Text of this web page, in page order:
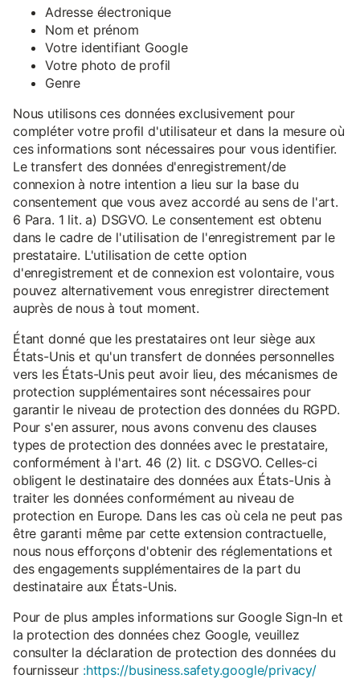
Adresse électronique
Nom et prénom
Votre identifiant Google
Votre photo de profil
Genre
Nous utilisons ces données exclusivement pour
compléter votre profil d'utilisateur et dans la mesure où
ces informations sont nécessaires pour vous identifier.
Le transfert des données d'enregistrement/de
connexion à notre intention a lieu sur la base du
consentement que vous avez accordé au sens de l'art.
6 Para. 1 lit. a) DSGVO. Le consentement est obtenu
dans le cadre de l'utilisation de l'enregistrement par le
prestataire. L'utilisation de cette option
d'enregistrement et de connexion est volontaire, vous
pouvez alternativement vous enregistrer directement
auprès de nous à tout moment.
Étant donné que les prestataires ont leur siège aux
États-Unis et qu'un transfert de données personnelles
vers les États-Unis peut avoir lieu, des mécanismes de
protection supplémentaires sont nécessaires pour
garantir le niveau de protection des données du RGPD.
Pour s'en assurer, nous avons convenu des clauses
types de protection des données avec le prestataire,
conformément à l'art. 46 (2) lit. c DSGVO. Celles-ci
obligent le destinataire des données aux États-Unis à
traiter les données conformément au niveau de
protection en Europe. Dans les cas où cela ne peut pas
être garanti même par cette extension contractuelle,
nous nous efforçons d'obtenir des réglementations et
des engagements supplémentaires de la part du
destinataire aux États-Unis.
Pour de plus amples informations sur Google Sign-In et
la protection des données chez Google, veuillez
consulter la déclaration de protection des données du
fournisseur :https://business.safety.google/privacy/